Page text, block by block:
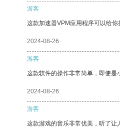
游客
这款加速器VPM应用程序可以给你
2024-08-26
游客
这款软件的操作非常简单，即使是
2024-08-26
游客
这款游戏的音乐非常优美，听了让